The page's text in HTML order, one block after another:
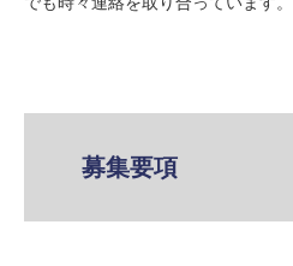
募集要項